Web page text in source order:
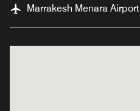
Marrakesh Menara Airport